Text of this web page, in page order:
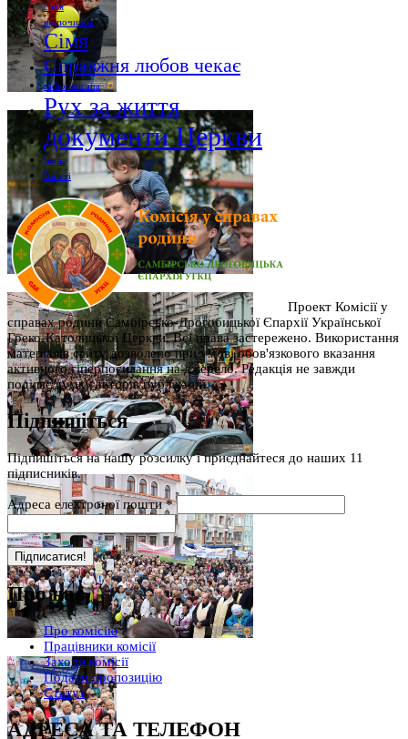
сім'я
відпочинок
Сімя
Справжня любов чекає
radiovaticana
Рух за життя
документи Церкви
Ікона
Їмості
Проект Комісії у
справах родини Самбірсько-Дрогобицької Єпархії Української
Греко-Католицької Церкви. Всі права застережено. Використання
матеріалів сайту дозволено при умові обов'язкового вказання
активного гіперпосилання на джерело. Редакція не завжди
поділяє думку авторів публікацій.
Підпишіться
Підпишіться на нашу розсилку і приєднайтеся до наших 11
підписників.
Адреса електроної пошти*
Про нас
Про комісію
Працівники комісії
Заходи комісії
Подати пропозицію
Статут
АДРЕСА ТА ТЕЛЕФОН